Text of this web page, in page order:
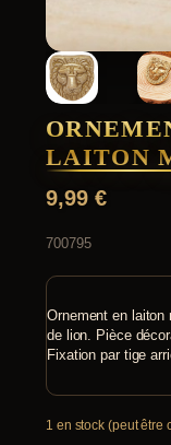
LAITON
9,99 €
700795
Ornement en
de lion. Pièce
Fixation par tige
1 en stock (peut être